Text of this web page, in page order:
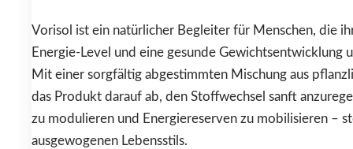
Vorisol ist ein natürlicher Begleiter für Menschen, die
Energie-Level und eine gesunde Gewichtsentwicklung
Mit einer sorgfältig abgestimmten Mischung aus
das Produkt darauf ab, den Stoffwechsel sanft
zu modulieren und Energiereserven zu mobilisieren –
ausgewogenen Lebensstils.